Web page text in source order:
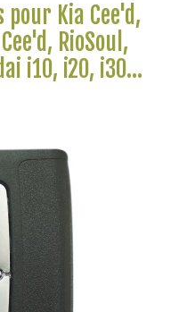
pour Kia Cee'd,
RioSoul,
i10, i20, i30...